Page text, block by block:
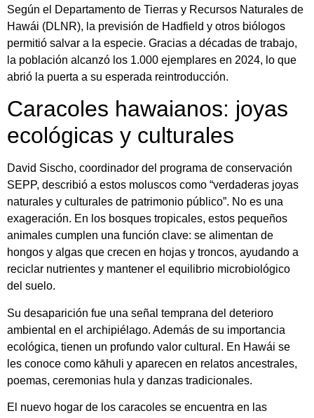
Según el Departamento de Tierras y Recursos Naturales de
Hawái (DLNR), la previsión de Hadfield y otros biólogos
permitió salvar a la especie. Gracias a décadas de trabajo,
la población alcanzó los 1.000 ejemplares en 2024, lo que
abrió la puerta a su esperada reintroducción.
Caracoles hawaianos: joyas
ecológicas y culturales
David Sischo, coordinador del programa de conservación
SEPP, describió a estos moluscos como “verdaderas joyas
naturales y culturales de patrimonio público”. No es una
exageración. En los bosques tropicales, estos pequeños
animales cumplen una función clave: se alimentan de
hongos y algas que crecen en hojas y troncos, ayudando a
reciclar nutrientes y mantener el equilibrio microbiológico
del suelo.
Su desaparición fue una señal temprana del deterioro
ambiental en el archipiélago. Además de su importancia
ecológica, tienen un profundo valor cultural. En Hawái se
les conoce como kāhuli y aparecen en relatos ancestrales,
poemas, ceremonias hula y danzas tradicionales.
El nuevo hogar de los caracoles se encuentra en las